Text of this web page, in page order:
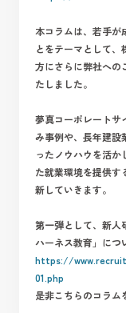
本コラムは、若手が
とをテーマとして、
方にさらに弊社への
たしました。
夢真コーポレートサ
み事例や、長年建設
ったノウハウを活か
た就業環境を提供す
新していきます。
第一弾として、新人
ハーネス教育」につ
https://
01.php
是非こちらのコラム